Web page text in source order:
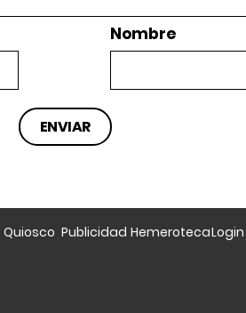
Nombre
Quiosco Publicidad HemerotecaLogin